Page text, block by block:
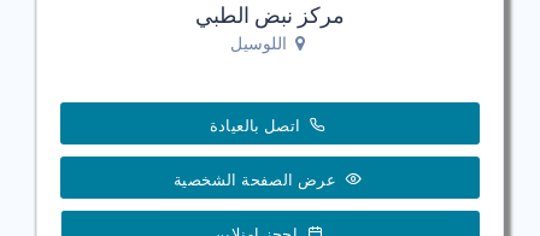
مركز نبض الطبي
اللوسيل
اتصل بالعيادة
عرض الصفحة الشخصية